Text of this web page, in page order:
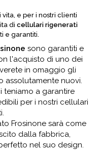
e per i nostri clienti
di cellulari rigenerati
e garantiti.
sono garantiti e
l'acquisto di uno dei
in omaggio gli
assolutamente nuovi.
teniamo a garantire
per i nostri cellulari
Frosinone sarà come
dalla fabbrica,
nel suo design.